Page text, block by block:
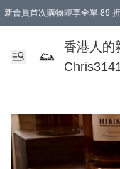
新會員首次購物即享全單 89 折
購物滿 HKD 499.00即享免運
【滿 $300 專屬驚喜：無聲信
香港人的